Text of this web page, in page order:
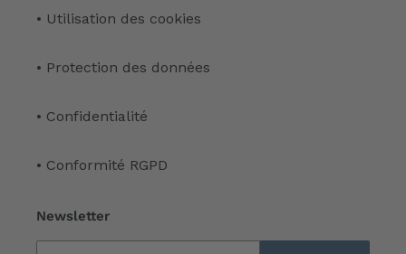
• Utilisation des cookies
• Protection des données
• Confidentialité
• Conformité RGPD
Newsletter